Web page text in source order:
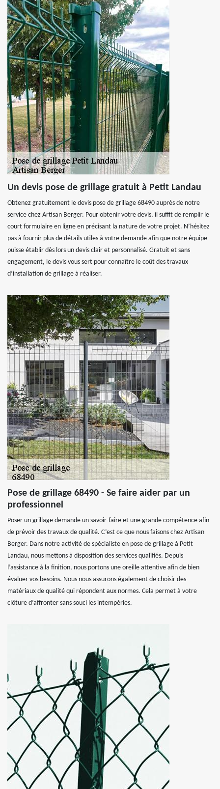
Un devis pose de grillage gratuit à Petit Landau
Obtenez gratuitement le devis pose de grillage 68490 auprès de notre
service chez Artisan Berger. Pour obtenir votre devis, il suffit de remplir le
court formulaire en ligne en précisant la nature de votre projet. N’hésitez
pas à fournir plus de détails utiles à votre demande afin que notre équipe
puisse établir dès lors un devis clair et personnalisé. Gratuit et sans
engagement, le devis vous sert pour connaître le coût des travaux
d’installation de grillage à réaliser.
Pose de grillage 68490 - Se faire aider par un
professionnel
Poser un grillage demande un savoir-faire et une grande compétence afin
de prévoir des travaux de qualité. C’est ce que nous faisons chez Artisan
Berger. Dans notre activité de spécialiste en pose de grillage à Petit
Landau, nous mettons à disposition des services qualifiés. Depuis
l’assistance à la finition, nous portons une oreille attentive afin de bien
évaluer vos besoins. Nous nous assurons également de choisir des
matériaux de qualité qui répondent aux normes. Cela permet à votre
clôture d’affronter sans souci les intempéries.